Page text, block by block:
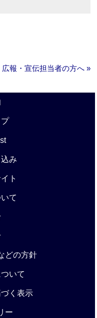
広報・宣伝担当者の方へ »
み
ト
て
どの方針
いて
く表示
ー